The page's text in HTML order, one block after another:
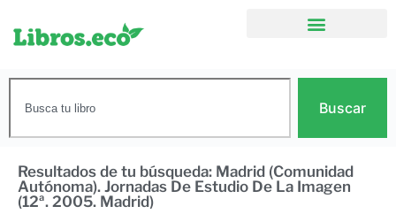
Buscar
Resultados de tu búsqueda: Madrid (Comunidad
Autónoma). Jornadas De Estudio De La Imagen
(12ª. 2005. Madrid)